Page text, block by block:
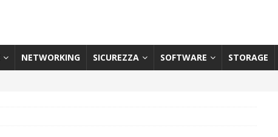
NETWORKING SICUREZZA SOFTWARE STORAGE